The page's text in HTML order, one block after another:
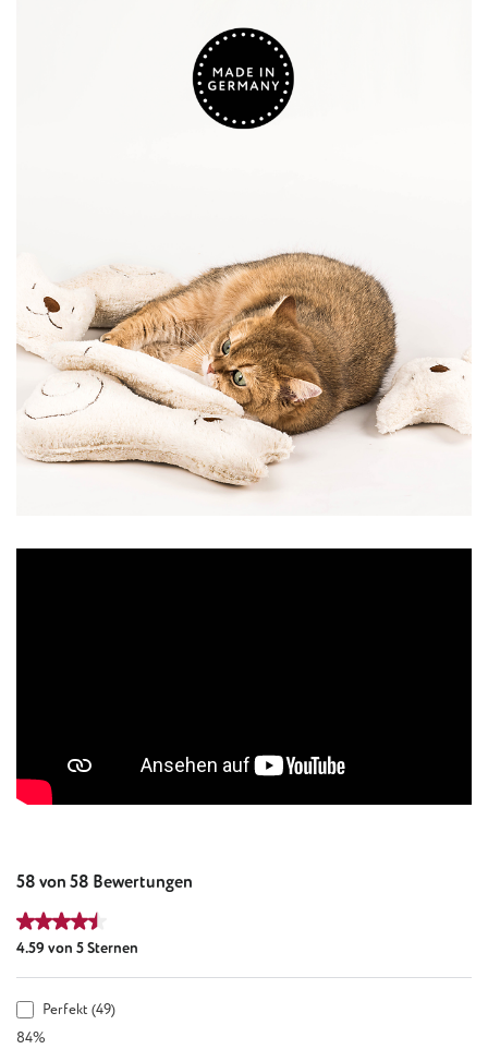
58 von 58 Bewertungen
Durchschnittliche Bewertung von 4.59 von 5 Sternen
4.59 von 5 Sternen
Perfekt (49)
84%